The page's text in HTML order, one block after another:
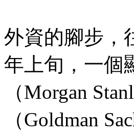
外資的腳步，
年上旬，一個
（Morgan
（Goldman